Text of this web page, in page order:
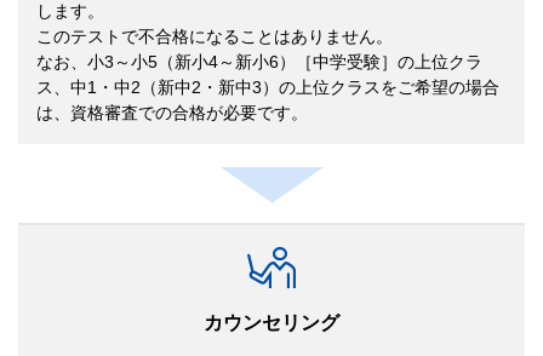
します。
このテストで不合格になることはありません。
なお、小3～小5（新小4～新小6）［中学受験］の上位クラ
ス、中1・中2（新中2・新中3）の上位クラスをご希望の場合
は、資格審査での合格が必要です。
カウンセリング